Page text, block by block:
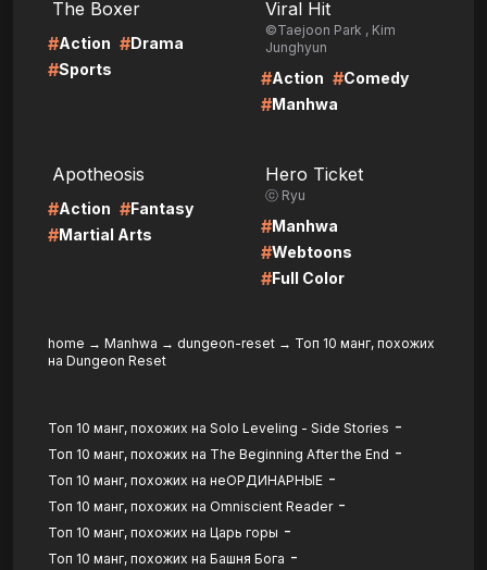
The Boxer
#Action #Drama
#Sports
Viral Hit
©Taejoon Park , Kim
Junghyun
#Action #Comedy
#Manhwa
Apotheosis
#Action #Fantasy
#Martial Arts
Hero Ticket
ⓒ Ryu
#Manhwa
#Webtoons
#Full Color
home → Manhwa → dungeon-reset → Топ 10 манг, похожих
на Dungeon Reset
Топ 10 манг, похожих на Solo Leveling - Side Stories -
Топ 10 манг, похожих на The Beginning After the End -
Топ 10 манг, похожих на неОРДИНАРНЫЕ -
Топ 10 манг, похожих на Omniscient Reader-
Топ 10 манг, похожих на Царь горы -
Топ 10 манг, похожих на Башня Бога -